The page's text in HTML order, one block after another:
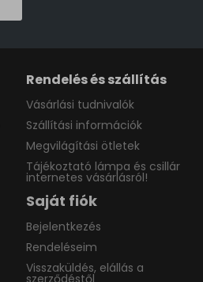
Rendelés és szállítás
Vásárlási tudnivalók
Szállítási információk
Megvilágítási ötletek
Tájékoztató lámpa és csillár
internetes vásárlásról!
Saját fiók
Bejelentkezés
Rendeléseim
Visszaküldés, elállás a